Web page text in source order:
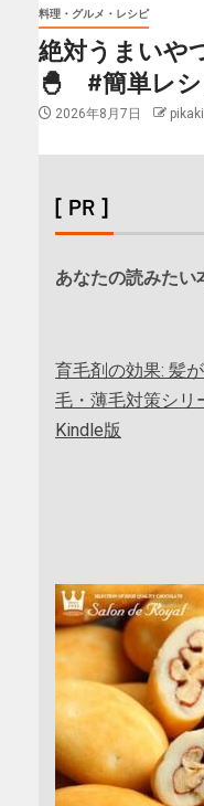
料理・グルメ・レシピ
絶対うまいや
🐣 #簡単レシ
2026年8月7日
[ PR ]
あなたの読みたい
育毛剤の効果: 髪
毛・薄毛対策シリ
Kindle版